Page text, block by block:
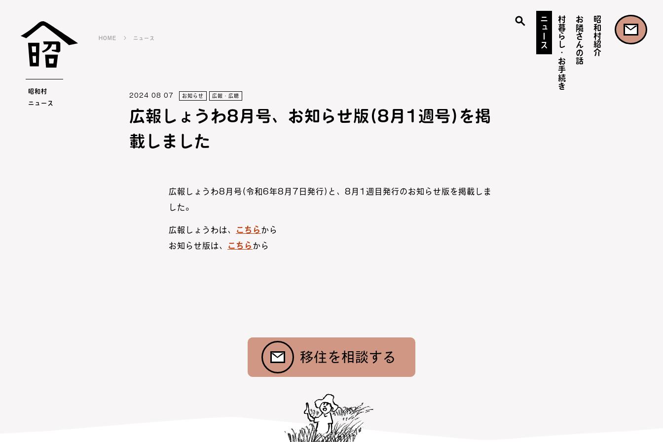
昭和村
ニュース
昭和村紹介
お隣さんの話
村暮らし・お手続き
ニュース
HOME ニュース
2024 08 07 お知らせ 広報・広聴
広報しょうわ8月号、お知らせ版(8月1週号)を掲
載しました
広報しょうわ8月号(令和6年8月7日発行)と、8月1週目発行のお知らせ版を掲載しま
した。
広報しょうわは、 こちら から
お知らせ版は、
こちら から
移住を相談する